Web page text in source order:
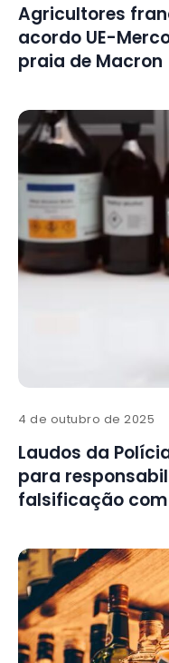
Agricultores
acordo UE-
praia de Macron
4 de outubro de 2025
Laudos da
para
falsificação